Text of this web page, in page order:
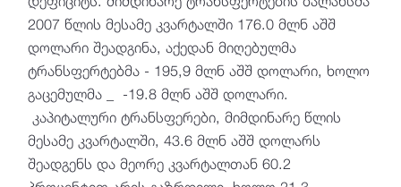
2007 წლის მესამე კვარტალში 176.0 მლნ აშშ
დოლარი შეადგინა, აქედან მიღებულმა
ტრანსფერტებმა - 195,9 მლნ აშშ დოლარი, ხოლო
გაცემულმა _ -19.8 მლნ აშშ დოლარი.
კაპიტალური ტრანსფერები, მიმდინარე წლის
მესამე კვარტალში, 43.6 მლნ აშშ დოლარს
შეადგენს და მეორე კვარტალთან 60.2